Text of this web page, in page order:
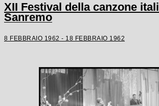
XII Festival della canzone
Sanremo
8 FEBBRAIO 1962 - 18 FEBBRAIO 1962